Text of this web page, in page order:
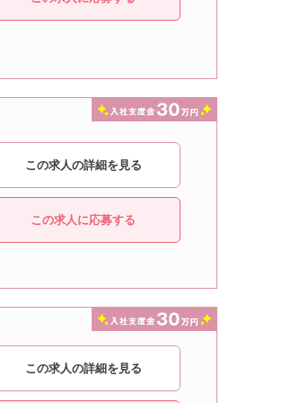
この求人の詳細を見る
この求人に応募する
この求人の詳細を見る